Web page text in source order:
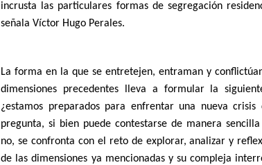
incrusta las particulares formas de segregación
señala Víctor Hugo Perales.
La forma en la que se entretejen, entraman y
dimensiones precedentes lleva a formular la
¿estamos preparados para enfrentar una nueva crisis
pregunta, si bien puede contestarse de manera
no, se confronta con el reto de explorar, analizar y
de las dimensiones ya mencionadas y su compleja